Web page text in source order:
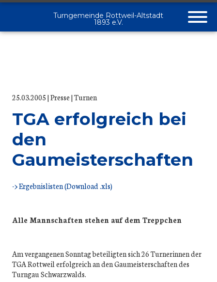
Turngemeinde Rottweil-Altstadt
1893 e.V.
25.03.2005 Presse Turnen
TGA erfolgreich bei
den
Gaumeisterschaften
-> Ergebnislisten (Download .xls)
Alle Mannschaften stehen auf dem Treppchen
Am vergangenen Sonntag beteiligten sich 26 Turnerinnen der
TGA Rottweil erfolgreich an den Gaumeisterschaften des
Turngau Schwarzwalds.